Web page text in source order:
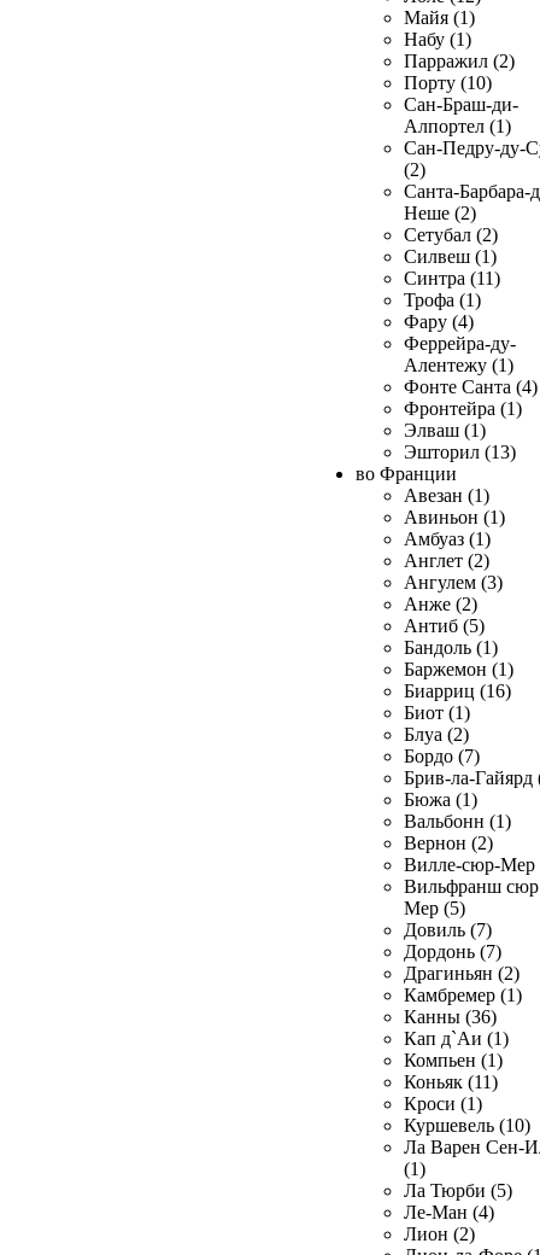
Майя (1)
Набу (1)
Парражил (2)
Порту (10)
Сан-Браш-ди-
Алпортел (1)
Сан-Педру-ду-
(2)
Санта-Барбара-
Неше (2)
Сетубал (2)
Силвеш (1)
Синтра (11)
Трофа (1)
Фару (4)
Феррейра-ду-
Алентежу (1)
Фонте Санта (4)
Фронтейра (1)
Элваш (1)
Эшторил (13)
во Франции
Авезан (1)
Авиньон (1)
Амбуаз (1)
Англет (2)
Ангулем (3)
Анже (2)
Антиб (5)
Бандоль (1)
Баржемон (1)
Биарриц (16)
Биот (1)
Блуа (2)
Бордо (7)
Брив-ла-Гайярд
Бюжа (1)
Вальбонн (1)
Вернон (2)
Вилле-сюр-Мер
Вильфранш сюр
Мер (5)
Довиль (7)
Дордонь (7)
Драгиньян (2)
Камбремер (1)
Канны (36)
Кап д`Аи (1)
Компьен (1)
Коньяк (11)
Кроси (1)
Куршевель (10)
Ла Варен Сен-
(1)
Ла Тюрби (5)
Ле-Ман (4)
Лион (2)